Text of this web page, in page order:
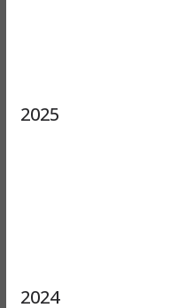
2025
2024